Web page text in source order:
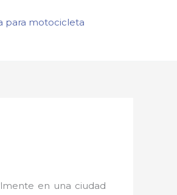
para motocicleta
en una ciudad